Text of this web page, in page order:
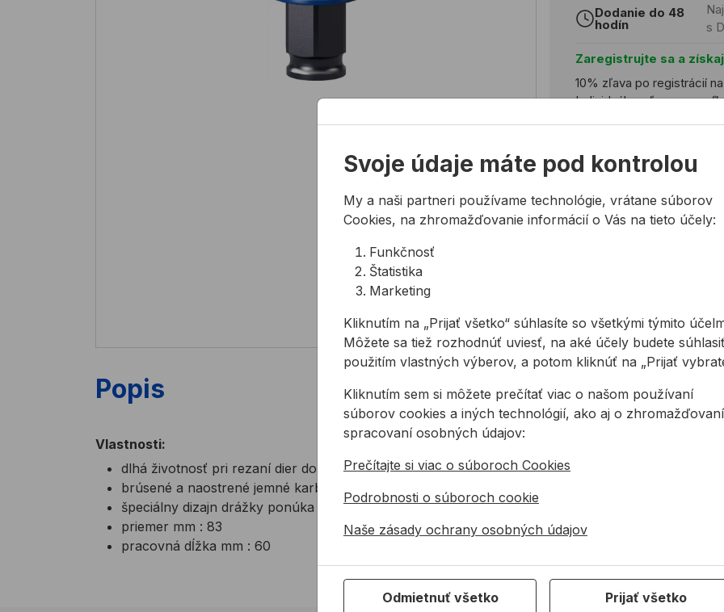
Dodanie do 48
hodín
s
Zaregistrujte sa a
10% zľava po registrácií
Individuálne zľavy pre
Registrovať
Popis
Vlastnosti:
dlhá životnosť pri rezaní dier do rôznych materiálov
brúsené a naostrené jemné karbidové zuby pre pevnosť, odolnosť a presnosť
špeciálny dizajn drážky ponúka lepší prehľad a vytiahnutie zátky
priemer mm : 83
pracovná dĺžka mm : 60
Svoje údaje máte pod kontrolou
My a naši partneri používame technológie, vrátane súborov
Cookies, na zhromažďovanie informácií o Vás na tieto účely:
Funkčnosť
Štatistika
Marketing
Kliknutím na „Prijať všetko“ súhlasíte so všetkými týmito
Môžete sa tiež rozhodnúť uviesť, na aké účely budete
použitím vlastných výberov, a potom kliknúť na „Prijať
Kliknutím sem si môžete prečítať viac o našom používaní
súborov cookies a iných technológií, ako aj o
spracovaní osobných údajov:
Prečítajte si viac o súboroch Cookies
Podrobnosti o súboroch cookie
Naše zásady ochrany osobných údajov
Odmietnuť všetko Prijať všetko